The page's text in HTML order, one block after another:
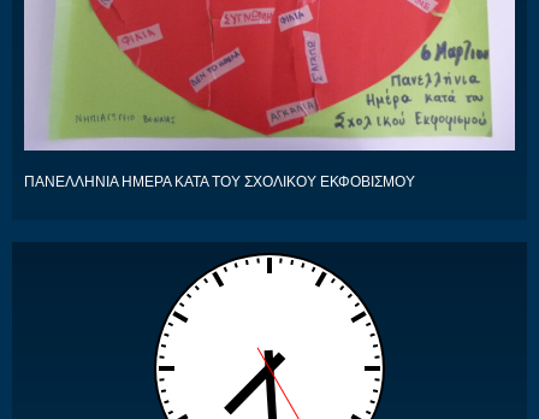
ΠΑΝΕΛΛΗΝΙΑ ΗΜΕΡΑ ΚΑΤΑ ΤΟΥ ΣΧΟΛΙΚΟΥ ΕΚΦΟΒΙΣΜΟΥ